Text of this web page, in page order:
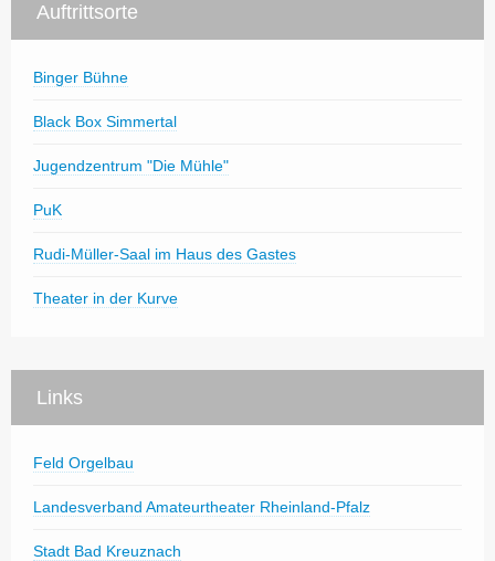
Auftrittsorte
Binger Bühne
Black Box Simmertal
Jugendzentrum "Die Mühle"
PuK
Rudi-Müller-Saal im Haus des Gastes
Theater in der Kurve
Links
Feld Orgelbau
Landesverband Amateurtheater Rheinland-Pfalz
Stadt Bad Kreuznach